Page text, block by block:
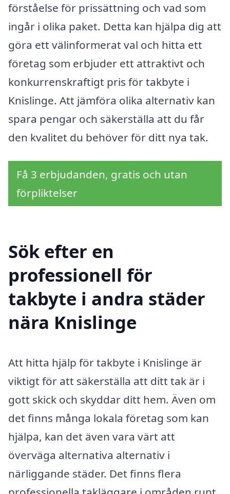
förståelse för prissättning och vad som
ingår i olika paket. Detta kan hjälpa dig att
göra ett välinformerat val och hitta ett
företag som erbjuder ett attraktivt och
konkurrenskraftigt pris för takbyte i
Knislinge. Att jämföra olika alternativ kan
spara pengar och säkerställa att du får
den kvalitet du behöver för ditt nya tak.
Få 3 erbjudanden, gratis och utan
förpliktelser
Sök efter en
professionell för
takbyte i andra städer
nära Knislinge
Att hitta hjälp för takbyte i Knislinge är
viktigt för att säkerställa att ditt tak är i
gott skick och skyddar ditt hem. Även om
det finns många lokala företag som kan
hjälpa, kan det även vara värt att
överväga alternativa alternativ i
närliggande städer. Det finns flera